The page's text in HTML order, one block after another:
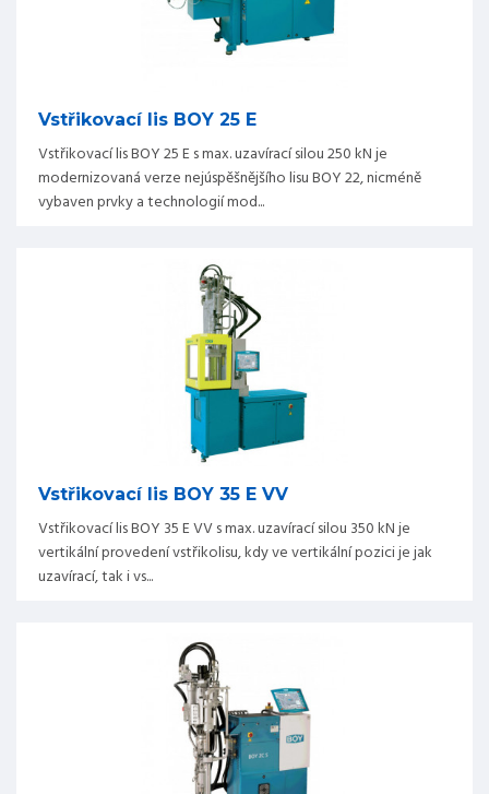
Vstřikovací lis BOY 25 E
Vstřikovací lis BOY 25 E s max. uzavírací silou 250 kN je
modernizovaná verze nejúspěšnějšího lisu BOY 22, nicméně
vybaven prvky a technologií mod...
Vstřikovací lis BOY 35 E VV
Vstřikovací lis BOY 35 E VV s max. uzavírací silou 350 kN je
vertikální provedení vstřikolisu, kdy ve vertikální pozici je jak
uzavírací, tak i vs...